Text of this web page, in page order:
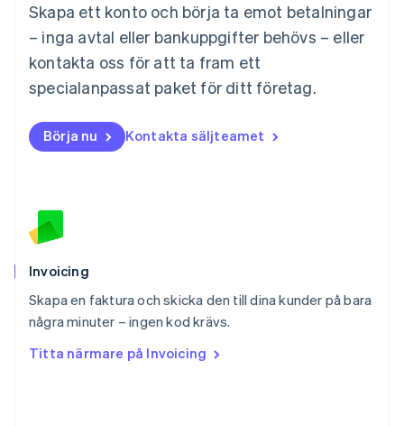
Skapa ett konto och börja ta emot betalningar
– inga avtal eller bankuppgifter behövs – eller
kontakta oss för att ta fram ett
specialanpassat paket för ditt företag.
Börja nu Kontakta säljteamet
Invoicing
Skapa en faktura och skicka den till dina kunder på bara
några minuter – ingen kod krävs.
Titta närmare på Invoicing
Mexiko
English
Nederländerna
NederlandsEnglish
Norge
Nya Zeeland
English
Polen
Português
Rumänien
Schweiz
Deutsch
Singapore
English 简体中文
English